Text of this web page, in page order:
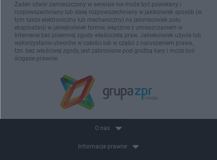
Żaden utwór zamieszczony w serwisie nie może być powielany i
rozpowszechniany lub dalej rozpowszechniany w jakikolwiek sposób (w
tym także elektroniczny lub mechaniczny) na jakimkolwiek polu
eksploatacji w jakiejkolwiek formie, włącznie z umieszczaniem w
Internecie bez pisemnej zgody właściciela praw. Jakiekolwiek użycie lub
wykorzystanie utworów w całości lub w części z naruszeniem prawa,
tzn. bez właściwej zgody, jest zabronione pod groźbą kary i może być
ścigane prawnie.
O nas
Informacje prawne